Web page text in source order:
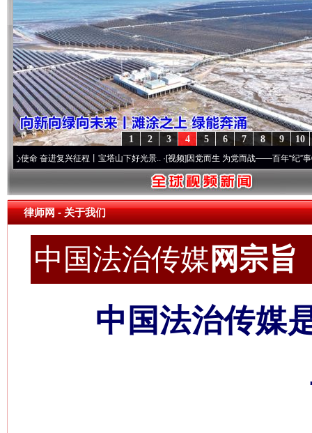
10
9
8
7
6
5
4
3
2
1
兴征程丨宝塔山下好光景..·[视频]因党而生 为党而战——百年“纪”事⑧加强纪律..·[
律师网- 关于我们
中国法治传媒 网宗
中国法治传媒